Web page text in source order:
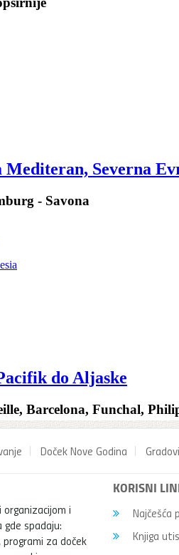
Doček Nove Godina
organizacijom i
spadaju:
za doček
KORISNI
Najčešća
Knjiga